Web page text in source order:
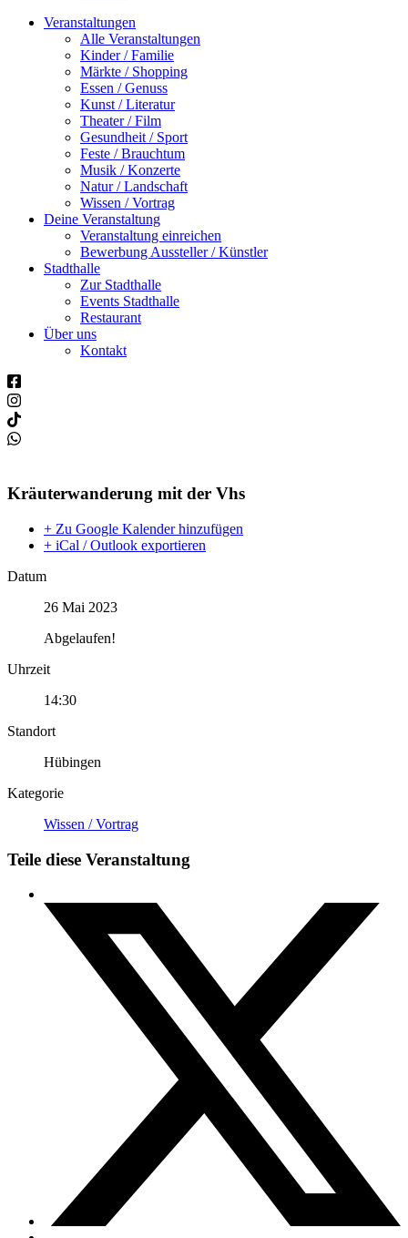
Veranstaltungen
Alle Veranstaltungen
Kinder / Familie
Märkte / Shopping
Essen / Genuss
Kunst / Literatur
Theater / Film
Gesundheit / Sport
Feste / Brauchtum
Musik / Konzerte
Natur / Landschaft
Wissen / Vortrag
Deine Veranstaltung
Veranstaltung einreichen
Bewerbung Aussteller / Künstler
Stadthalle
Zur Stadthalle
Events Stadthalle
Restaurant
Über uns
Kontakt
Kräuterwanderung mit der Vhs
+ Zu Google Kalender hinzufügen
+ iCal / Outlook exportieren
Datum
26 Mai 2023
Abgelaufen!
Uhrzeit
14:30
Standort
Hübingen
Kategorie
Wissen / Vortrag
Teile diese Veranstaltung